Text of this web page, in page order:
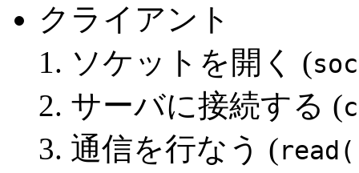
クライアント
ソケットを開く (
サーバに接続する (
通信を行なう (